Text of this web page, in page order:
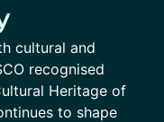
cultural and
recognised
Heritage of
to shape